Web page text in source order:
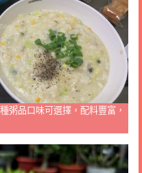
粥品口味可選擇，配料豐富，